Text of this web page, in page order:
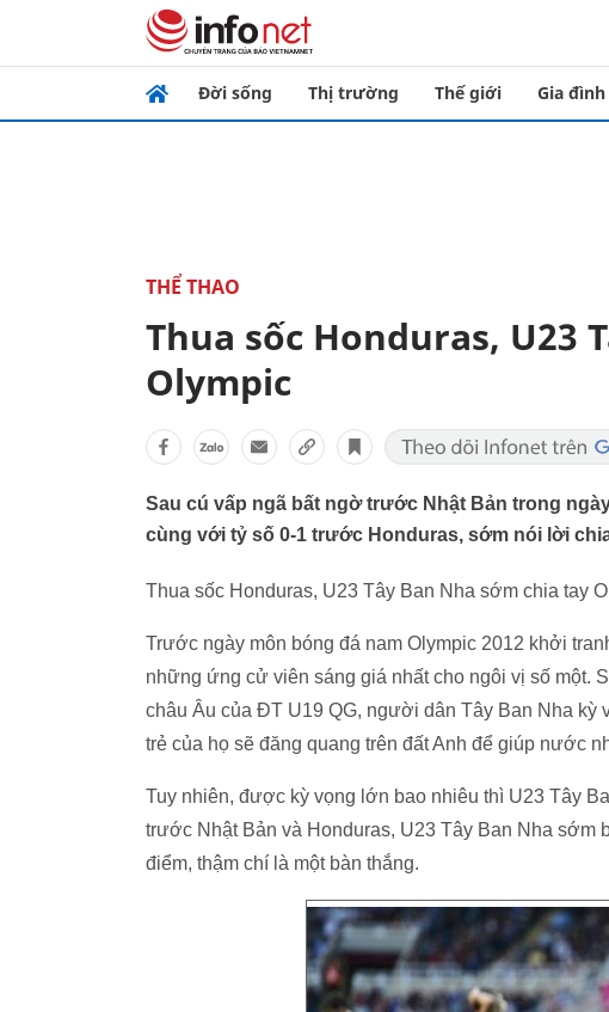
Đời sống Thị trường Thế giới Gia đình
THỂ THAO
Thua sốc Honduras, U23
Olympic
Sau cú vấp ngã bất ngờ trước Nhật Bản trong
cùng với tỷ số 0-1 trước Honduras, sớm nói lời
Thua sốc Honduras, U23 Tây Ban Nha sớm chia tay
Trước ngày môn bóng đá nam Olympic 2012 khởi
những ứng cử viên sáng giá nhất cho ngôi vị số một.
châu Âu của ĐT U19 QG, người dân Tây Ban Nha kỳ
trẻ của họ sẽ đăng quang trên đất Anh để giúp nước
Tuy nhiên, được kỳ vọng lớn bao nhiêu thì U23 Tây
trước Nhật Bản và Honduras, U23 Tây Ban Nha sớm
điểm, thậm chí là một bàn thắng.